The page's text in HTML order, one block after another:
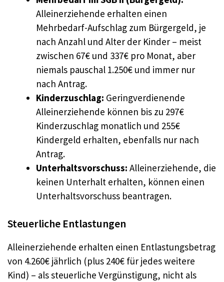
Alleinerziehende erhalten einen
Mehrbedarf-Aufschlag zum Bürgergeld, je
nach Anzahl und Alter der Kinder – meist
zwischen 67€ und 337€ pro Monat, aber
niemals pauschal 1.250€ und immer nur
nach Antrag.
Kinderzuschlag: Geringverdienende
Alleinerziehende können bis zu 297€
Kinderzuschlag monatlich und 255€
Kindergeld erhalten, ebenfalls nur nach
Antrag.
Unterhaltsvorschuss: Alleinerziehende, die
keinen Unterhalt erhalten, können einen
Unterhaltsvorschuss beantragen.
Steuerliche Entlastungen
Alleinerziehende erhalten einen Entlastungsbetrag
von 4.260€ jährlich (plus 240€ für jedes weitere
Kind) – als steuerliche Vergünstigung, nicht als